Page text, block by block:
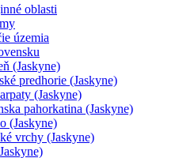
oblasti
územia
(Jaskyne)
predhorie (Jaskyne)
(Jaskyne)
pahorkatina (Jaskyne)
(Jaskyne)
vrchy (Jaskyne)